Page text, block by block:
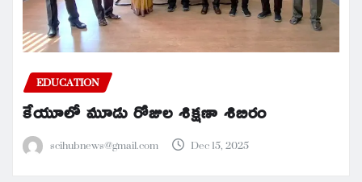
EDUCATION
కేయూలో మూడు రోజుల శిక్షణా శిబిరం
scihubnews@gmail.com Dec 15, 2025